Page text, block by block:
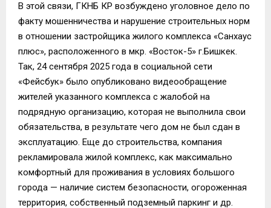
В этой связи, ГКНБ КР возбуждено уголовное дело по
факту мошенничества и нарушение строительных норм
в отношении застройщика жилого комплекса «Санхаус
плюс», расположенного в мкр. «Восток-5» г.Бишкек.
Так, 24 сентября 2025 года в социальной сети
«Фейсбук» было опубликовано видеообращение
жителей указанного комплекса с жалобой на
подрядную организацию, которая не выполнила свои
обязательства, в результате чего дом не был сдан в
эксплуатацию. Еще до строительства, компания
рекламировала жилой комплекс, как максимально
комфортный для проживания в условиях большого
города — наличие систем безопасности, огороженная
территория, собственный подземный паркинг и др.